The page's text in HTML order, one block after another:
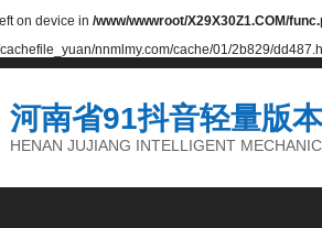
on device in /www/wwwroot/X29X30Z1.COM/
nnmlmy.com/cache/01/2b829/
河南省91抖音轻量版
HENAN JUJIANG INTELLIGENT